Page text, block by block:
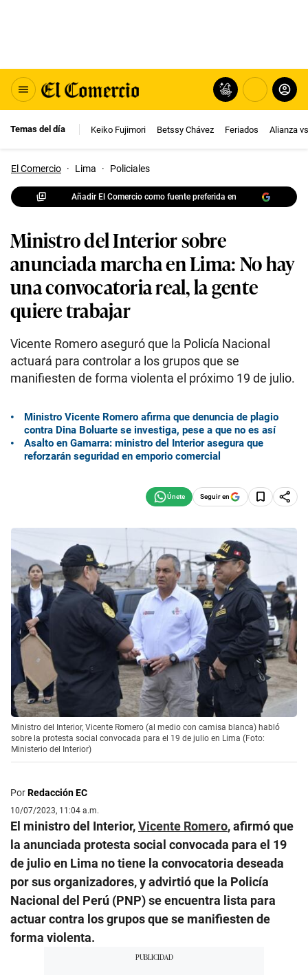
Temas del día Keiko Fujimori Betssy Chávez Feriados Alianza
El Comercio · Lima · Policiales
Añadir El Comercio como fuente preferida en
Ministro del Interior sobre
anunciada marcha en Lima: No hay
una convocatoria real, la gente
quiere trabajar
Vicente Romero aseguró que la Policía Nacional
actuará para controlar a los grupos que se
manifiesten de forma violenta el próximo 19 de julio.
Ministro Vicente Romero afirma que denuncia de plagio
contra Dina Boluarte se investiga, pese a que no es así
Asalto en Gamarra: ministro del Interior asegura que
reforzarán seguridad en emporio comercial
Seguir en
Ministro del Interior, Vicente Romero (al medio con camisa blanca) habló
sobre la protesta social convocada para el 19 de julio en Lima (Foto:
Ministerio del Interior)
PorRedacción EC
10/07/2023, 11:04 a.m.
El ministro del Interior,Vicente Romero, afirmó que
la anunciada protesta social convocada para el 19
de julio en Lima no tiene la convocatoria deseada
por sus organizadores, y advirtió que la Policía
Nacional del Perú (PNP) se encuentra lista para
actuar contra los grupos que se manifiesten de
forma violenta.